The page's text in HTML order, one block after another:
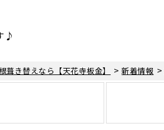
♪
き替えなら【天花寺板金】 >新着情報 >